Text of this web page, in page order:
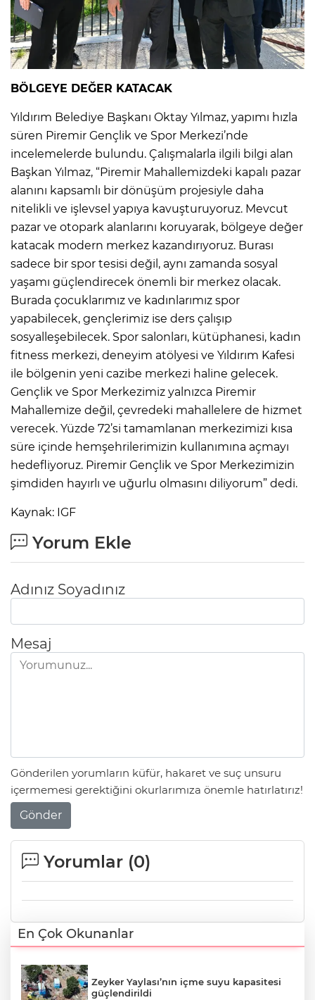
BÖLGEYE DEĞER KATACAK
Yıldırım Belediye Başkanı Oktay Yılmaz, yapımı hızla
süren Piremir Gençlik ve Spor Merkezi’nde
incelemelerde bulundu. Çalışmalarla ilgili bilgi alan
Başkan Yılmaz, “Piremir Mahallemizdeki kapalı pazar
alanını kapsamlı bir dönüşüm projesiyle daha
nitelikli ve işlevsel yapıya kavuşturuyoruz. Mevcut
pazar ve otopark alanlarını koruyarak, bölgeye değer
katacak modern merkez kazandırıyoruz. Burası
sadece bir spor tesisi değil, aynı zamanda sosyal
yaşamı güçlendirecek önemli bir merkez olacak.
Burada çocuklarımız ve kadınlarımız spor
yapabilecek, gençlerimiz ise ders çalışıp
sosyalleşebilecek. Spor salonları, kütüphanesi, kadın
fitness merkezi, deneyim atölyesi ve Yıldırım Kafesi
ile bölgenin yeni cazibe merkezi haline gelecek.
Gençlik ve Spor Merkezimiz yalnızca Piremir
Mahallemize değil, çevredeki mahallelere de hizmet
verecek. Yüzde 72’si tamamlanan merkezimizi kısa
süre içinde hemşehrilerimizin kullanımına açmayı
hedefliyoruz. Piremir Gençlik ve Spor Merkezimizin
şimdiden hayırlı ve uğurlu olmasını diliyorum” dedi.
Kaynak: IGF
Yorum Ekle
Adınız Soyadınız
Mesaj
Gönderilen yorumların küfür, hakaret ve suç unsuru
içermemesi gerektiğini okurlarımıza önemle hatırlatırız!
Gönder
Yorumlar (0)
En Çok Okunanlar
Zeyker Yaylası’nın içme suyu kapasitesi
güçlendirildi